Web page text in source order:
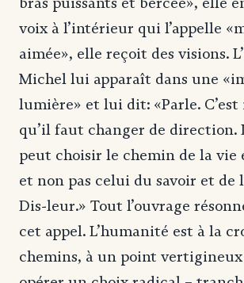
voix à l’intérieur qui l’appelle
aimée», elle reçoit des visions.
Michel lui apparaît dans une
lumière» et lui dit: «Parle.
qu’il faut changer de direction.
peut choisir le chemin de la vie
et non pas celui du savoir et de
Dis-leur.» Tout l’ouvrage
cet appel. L’humanité est à la
chemins, à un point